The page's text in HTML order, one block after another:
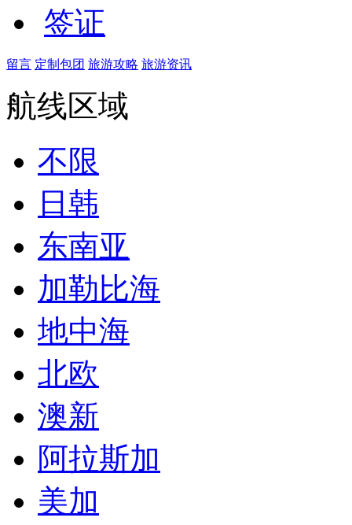
签证
留言 定制包团 旅游攻略 旅游资讯
航线区域
不限
日韩
东南亚
加勒比海
地中海
北欧
澳新
阿拉斯加
美加